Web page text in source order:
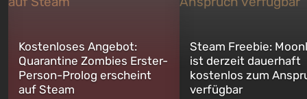
Kostenloses Angebot:
Quarantine Zombies Erster-
Person-Prolog erscheint
auf Steam
Steam Freebie:
ist derzeit dauerhaft
kostenlos zum
verfügbar